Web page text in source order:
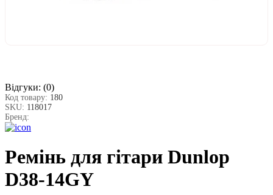
Відгуки: (0)
Код товару: 180
SKU: 118017
Бренд:
Ремінь для гітари Dunlop
D38-14GY